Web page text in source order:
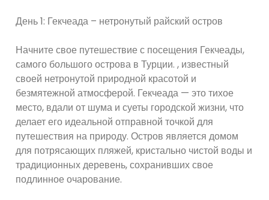
День 1: Гекчеада – нетронутый райский остров
Начните свое путешествие с посещения Гекчеады,
самого большого острова в Турции. , известный
своей нетронутой природной красотой и
безмятежной атмосферой. Гекчеада — это тихое
место, вдали от шума и суеты городской жизни, что
делает его идеальной отправной точкой для
путешествия на природу. Остров является домом
для потрясающих пляжей, кристально чистой воды и
традиционных деревень, сохранивших свое
подлинное очарование.